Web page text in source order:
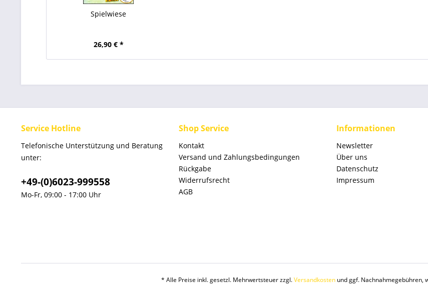
Spielwiese
26,90 € *
Service Hotline
Telefonische Unterstützung und Beratung
unter:
+49-(0)6023-999558
Mo-Fr, 09:00 - 17:00 Uhr
Shop Service
Kontakt
Versand und Zahlungsbedingungen
Rückgabe
Widerrufsrecht
AGB
Informationen
Newsletter
Über uns
Datenschutz
Impressum
* Alle Preise inkl. gesetzl. Mehrwertsteuer zzgl.Versandkostenund ggf. Nachnahmegebühren,